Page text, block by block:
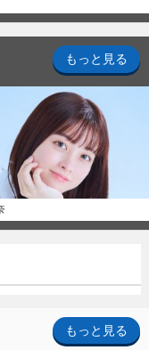
もっと見る
もっと見る